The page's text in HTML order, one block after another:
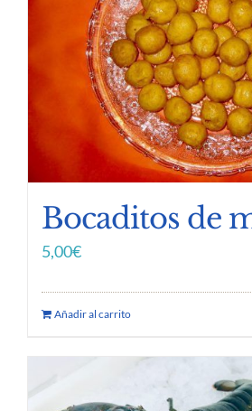
Bocaditos de
5,00€
Añadir al carrito